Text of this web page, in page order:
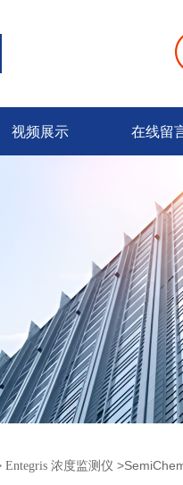
视频展示 在线留
Entegris 浓度监测仪